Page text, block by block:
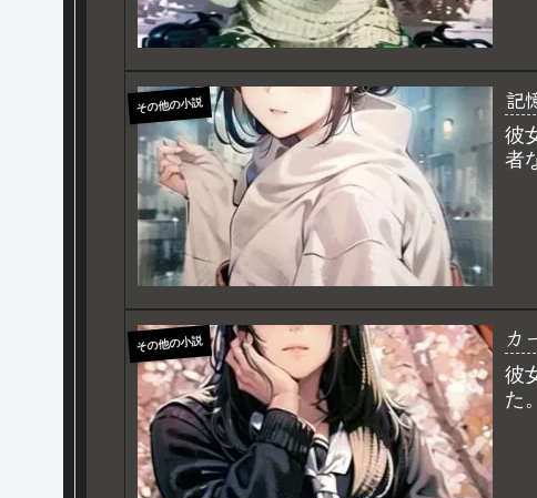
その他の小説 記
彼
者
その他の小説 カ
彼
た